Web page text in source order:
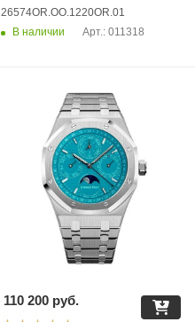
26574OR.OO.1220OR.01
В наличии
Арт.: 011318
110 200руб.